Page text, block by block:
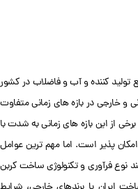
تولید کننده و آب و فاضلاب در کشور
و خارجی در بازه های زمانی متفاوت
از این بازه های زمانی به شدت با
پذیر است. اما مهم ترین عوامل
نوع فرآوری و تکنولوژی ساخت کربن